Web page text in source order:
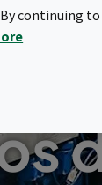
continuing